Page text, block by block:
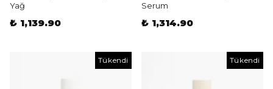
Yağ
₺ 1,139.90
Serum
₺ 1,314.90
Tükendi Tükendi